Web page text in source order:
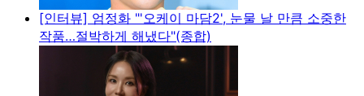
[인터뷰] 엄정화 "'오케이 마담2', 눈물 날 만큼 소중한
작품…절박하게 해냈다"(종합)